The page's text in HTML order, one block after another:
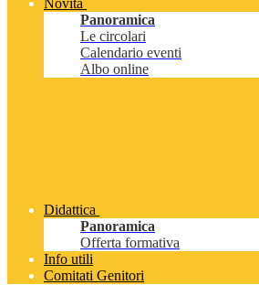
Novità
Panoramica
Le circolari
Calendario eventi
Albo online
Didattica
Panoramica
Offerta formativa
Info utili
Comitati Genitori